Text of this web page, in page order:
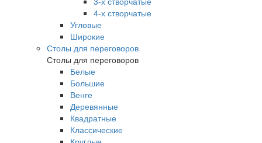
4-х створчатые
Угловые
Широкие
Столы для переговоров
Столы для переговоров
Белые
Большие
Венге
Деревянные
Квадратные
Классические